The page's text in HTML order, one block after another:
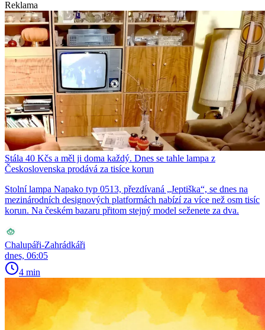
Reklama
Stála 40 Kčs a měl ji doma každý. Dnes se tahle lampa z
Československa prodává za tisíce korun
Stolní lampa Napako typ 0513, přezdívaná „Jeptiška“, se dnes na
mezinárodních designových platformách nabízí za více než osm tisíc
korun. Na českém bazaru přitom stejný model seženete za dva.
Chalupáři-Zahrádkáři
dnes, 06:05
4 min